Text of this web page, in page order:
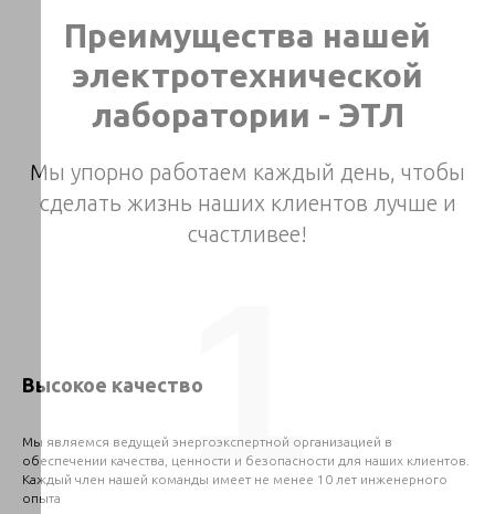
Преимущества нашей
электротехнической
лаборатории - ЭТЛ
Мы упорно работаем каждый день, чтобы
сделать жизнь наших клиентов лучше и
счастливее!
Высокое качество
Мы являемся ведущей энергоэкспертной организацией в
обеспечении качества, ценности и безопасности для наших клиентов.
Каждый член нашей команды имеет не менее 10 лет инженерного
опыта
1